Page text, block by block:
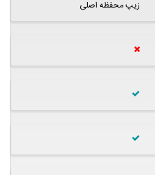
زیپ محفظه اصلی